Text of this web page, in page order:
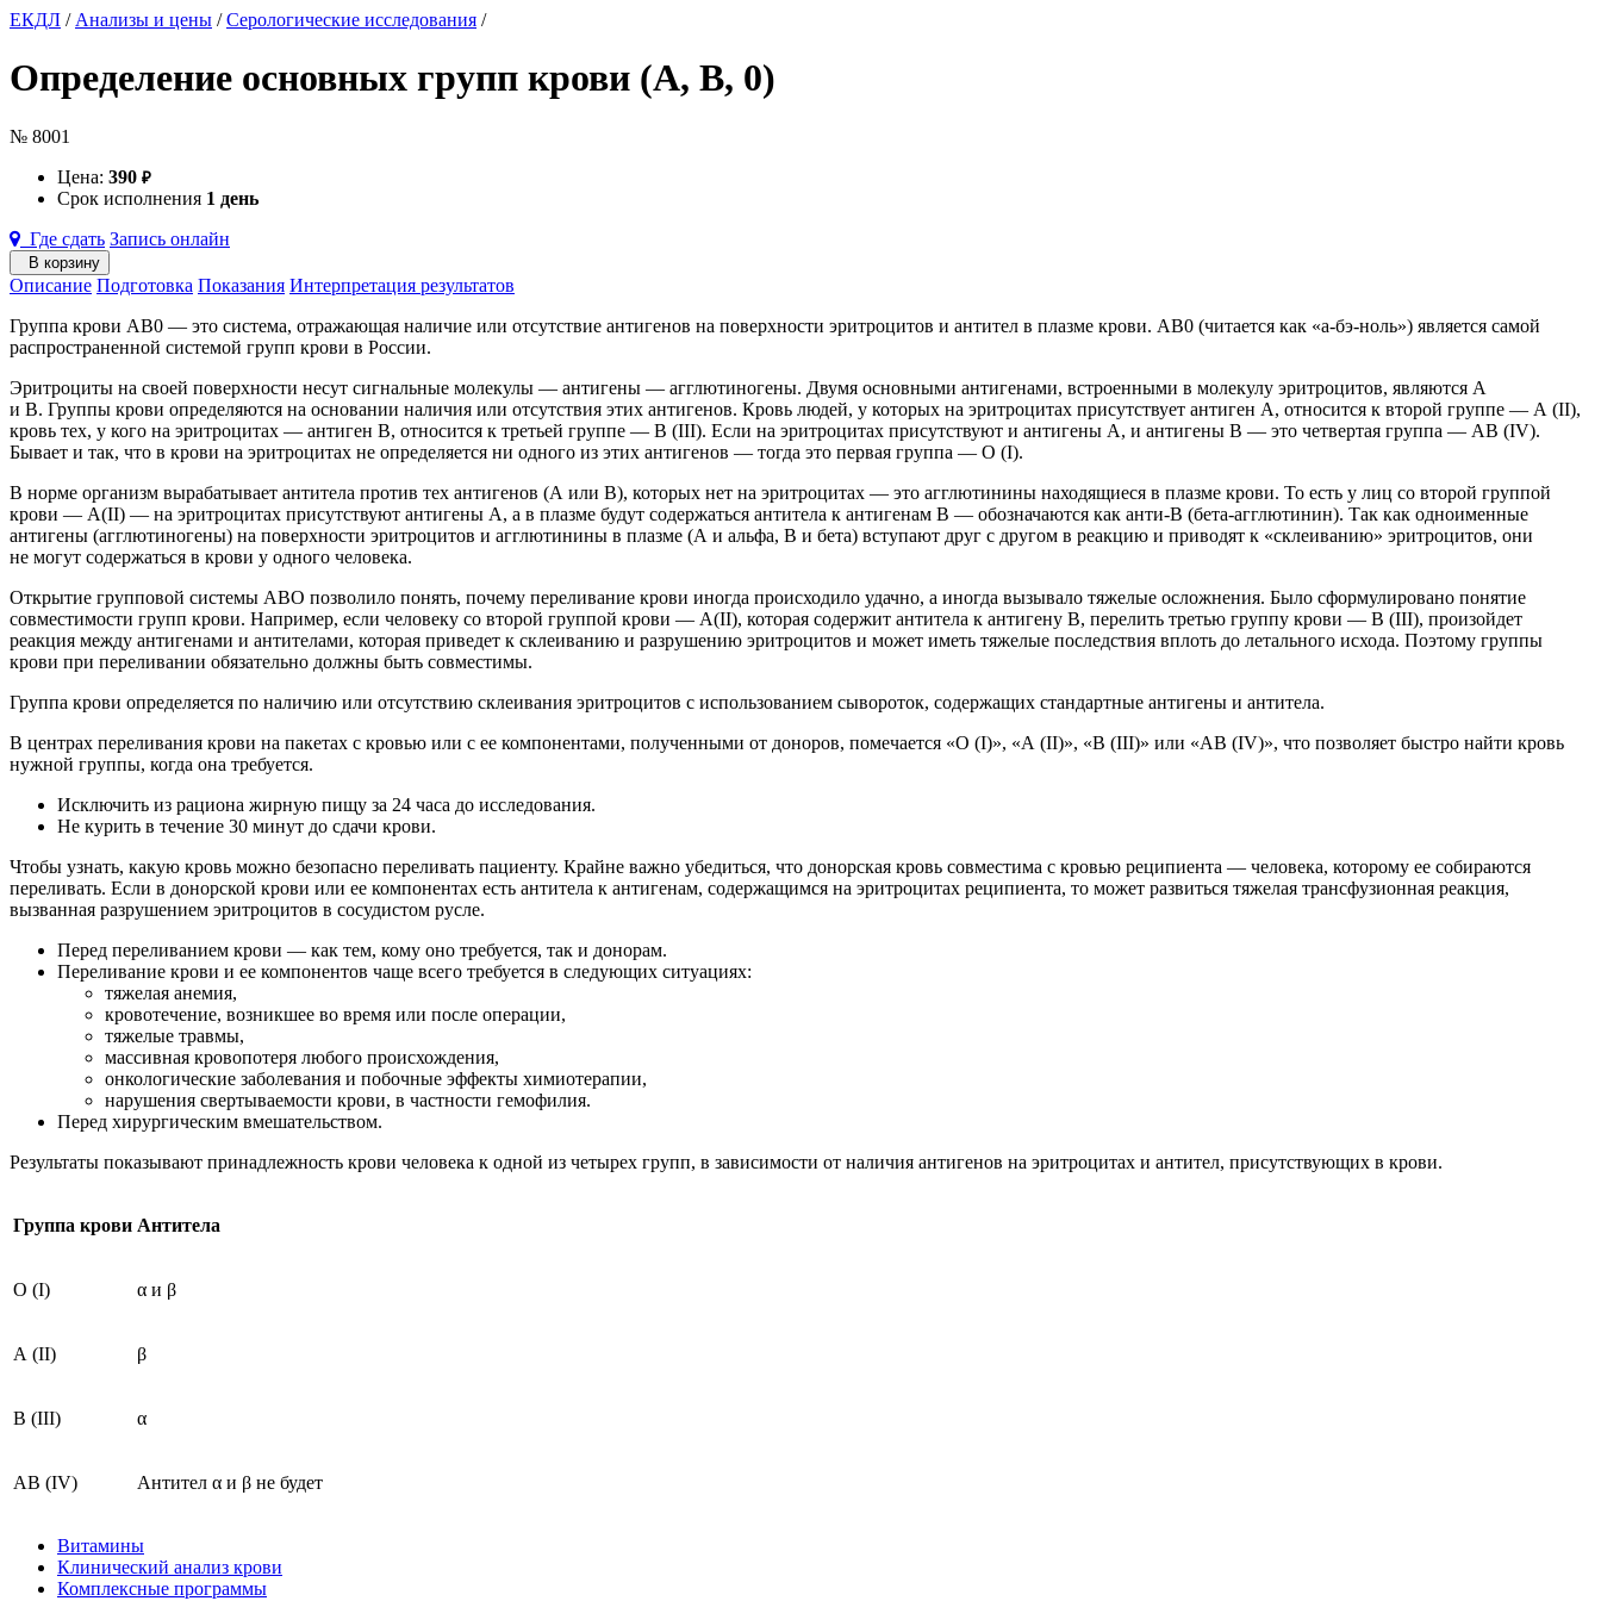
ЕКДЛ / Анализы и цены /Серологические исследования /
Определение основных групп крови (A, B, 0)
№ 8001
Цена: 390 ₽
Срок исполнения 1 день
Где сдать Запись онлайн
В корзину
Описание Подготовка Показания Интерпретация результатов
Группа крови АВ0 — это система, отражающая наличие или отсутствие антигенов на поверхности эритроцитов и антител в плазме крови. AB0 (читается как «а-бэ-ноль») является самой
распространенной системой групп крови в России.
Эритроциты на своей поверхности несут сигнальные молекулы — антигены — агглютиногены. Двумя основными антигенами, встроенными в молекулу эритроцитов, являются А
и В. Группы крови определяются на основании наличия или отсутствия этих антигенов. Кровь людей, у которых на эритроцитах присутствует антиген А, относится к второй группе — A (II),
кровь тех, у кого на эритроцитах — антиген В, относится к третьей группе — B (III). Если на эритроцитах присутствуют и антигены А, и антигены В — это четвертая группа — AB (IV).
Бывает и так, что в крови на эритроцитах не определяется ни одного из этих антигенов — тогда это первая группа — O (I).
В норме организм вырабатывает антитела против тех антигенов (А или В), которых нет на эритроцитах — это агглютинины находящиеся в плазме крови. То есть у лиц со второй группой
крови — А(II) — на эритроцитах присутствуют антигены A, а в плазме будут содержаться антитела к антигенам В — обозначаются как анти-B (бета-агглютинин). Так как одноименные
антигены (агглютиногены) на поверхности эритроцитов и агглютинины в плазме (A и альфа, B и бета) вступают друг с другом в реакцию и приводят к «склеиванию» эритроцитов, они
не могут содержаться в крови у одного человека.
Открытие групповой системы ABO позволило понять, почему переливание крови иногда происходило удачно, а иногда вызывало тяжелые осложнения. Было сформулировано понятие
совместимости групп крови. Например, если человеку со второй группой крови — А(II), которая содержит антитела к антигену В, перелить третью группу крови — B (III), произойдет
реакция между антигенами и антителами, которая приведет к склеиванию и разрушению эритроцитов и может иметь тяжелые последствия вплоть до летального исхода. Поэтому группы
крови при переливании обязательно должны быть совместимы.
Группа крови определяется по наличию или отсутствию склеивания эритроцитов с использованием сывороток, содержащих стандартные антигены и антитела.
В центрах переливания крови на пакетах с кровью или с ее компонентами, полученными от доноров, помечается «O (I)», «A (II)», «B (III)» или «AB (IV)», что позволяет быстро найти кровь
нужной группы, когда она требуется.
Исключить из рациона жирную пищу за 24 часа до исследования.
Не курить в течение 30 минут до сдачи крови.
Чтобы узнать, какую кровь можно безопасно переливать пациенту. Крайне важно убедиться, что донорская кровь совместима с кровью реципиента — человека, которому ее собираются
переливать. Если в донорской крови или ее компонентах есть антитела к антигенам, содержащимся на эритроцитах реципиента, то может развиться тяжелая трансфузионная реакция,
вызванная разрушением эритроцитов в сосудистом русле.
Перед переливанием крови — как тем, кому оно требуется, так и донорам.
Переливание крови и ее компонентов чаще всего требуется в следующих ситуациях:
тяжелая анемия,
кровотечение, возникшее во время или после операции,
тяжелые травмы,
массивная кровопотеря любого происхождения,
онкологические заболевания и побочные эффекты химиотерапии,
нарушения свертываемости крови, в частности гемофилия.
Перед хирургическим вмешательством.
Результаты показывают принадлежность крови человека к одной из четырех групп, в зависимости от наличия антигенов на эритроцитах и антител, присутствующих в крови.
Группа крови Антитела
O (I) α и β
A (II) β
B (III) α
AB (IV) Антител α и β не будет
Витамины
Клинический анализ крови
Комплексные программы